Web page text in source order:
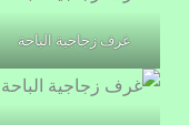
غرف زجاجية الباحة